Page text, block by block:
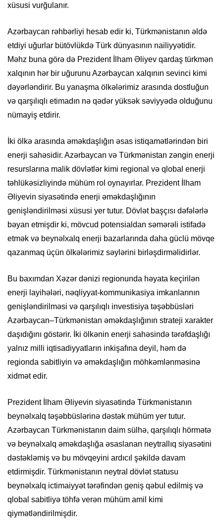
xüsusi vurğulanır.
Azərbaycan rəhbərliyi hesab edir ki, Türkmənistanın əldə
etdiyi uğurlar bütövlükdə Türk dünyasının nailiyyətidir.
Məhz buna görə də Prezident İlham Əliyev qardaş türkmən
xalqının hər bir uğurunu Azərbaycan xalqının sevinci kimi
dəyərləndirir. Bu yanaşma ölkələrimiz arasında dostluğun
və qarşılıqlı etimadın nə qədər yüksək səviyyədə olduğunu
nümayiş etdirir.
İki ölkə arasında əməkdaşlığın əsas istiqamətlərindən biri
enerji sahəsidir. Azərbaycan və Türkmənistan zəngin enerji
resurslarına malik dövlətlər kimi regional və qlobal enerji
təhlükəsizliyində mühüm rol oynayırlar. Prezident İlham
Əliyevin siyasətində enerji əməkdaşlığının
genişləndirilməsi xüsusi yer tutur. Dövlət başçısı dəfələrlə
bəyan etmişdir ki, mövcud potensialdan səmərəli istifadə
etmək və beynəlxalq enerji bazarlarında daha güclü mövqe
qazanmaq üçün ölkələrimiz səylərini birləşdirməlidirlər.
Bu baxımdan Xəzər dənizi regionunda həyata keçirilən
enerji layihələri, nəqliyyat-kommunikasiya imkanlarının
genişləndirilməsi və qarşılıqlı investisiya təşəbbüsləri
Azərbaycan–Türkmənistan əməkdaşlığının strateji xarakter
daşıdığını göstərir. İki ölkənin enerji sahəsində tərəfdaşlığı
yalnız milli iqtisadiyyatların inkişafına deyil, həm də
regionda sabitliyin və əməkdaşlığın möhkəmlənməsinə
xidmət edir.
Prezident İlham Əliyevin siyasətində Türkmənistanın
beynəlxalq təşəbbüslərinə dəstək mühüm yer tutur.
Azərbaycan Türkmənistanın daim sülhə, qarşılıqlı hörmətə
və beynəlxalq əməkdaşlığa əsaslanan neytrallıq siyasətini
dəstəkləmiş və bu mövqeyini ardıcıl şəkildə davam
etdirmişdir. Türkmənistanın neytral dövlət statusu
beynəlxalq ictimaiyyət tərəfindən geniş qəbul edilmiş və
qlobal sabitliyə töhfə verən mühüm amil kimi
qiymətləndirilmişdir.